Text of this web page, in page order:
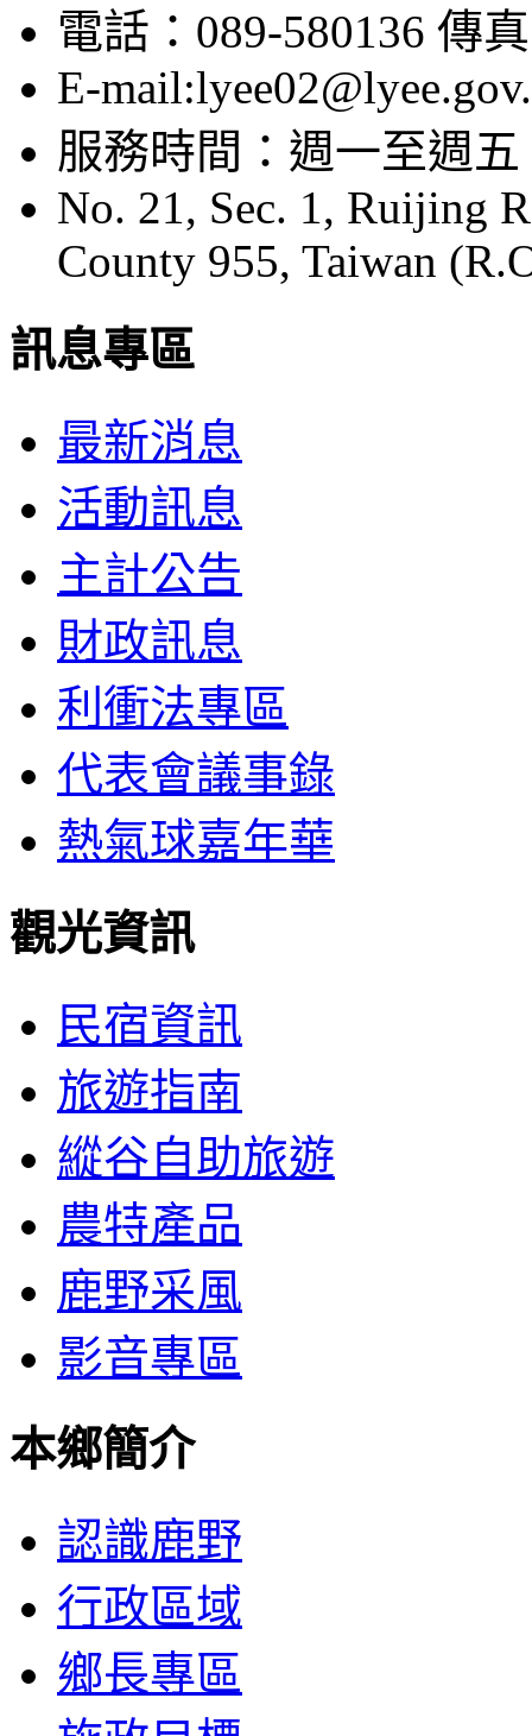
電話：089-580136 傳
E-
服務時間：週一至週五
No. 21, Sec. 1, Ruijing
County 955, Taiwan
訊息專區
最新消息
活動訊息
主計公告
財政訊息
利衝法專區
代表會議事錄
熱氣球嘉年華
觀光資訊
民宿資訊
旅遊指南
縱谷自助旅遊
農特產品
鹿野采風
影音專區
本鄉簡介
認識鹿野
行政區域
鄉長專區